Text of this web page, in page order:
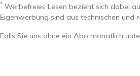
* Werbefreies Lesen bezieht sich dabei
Eigenwerbung sind aus technischen und
Falls Sie uns ohne ein Abo monatlich